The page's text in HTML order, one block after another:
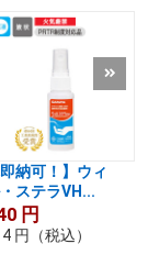
即納可！】ウィ
ステラVH...
円
円 （税込）